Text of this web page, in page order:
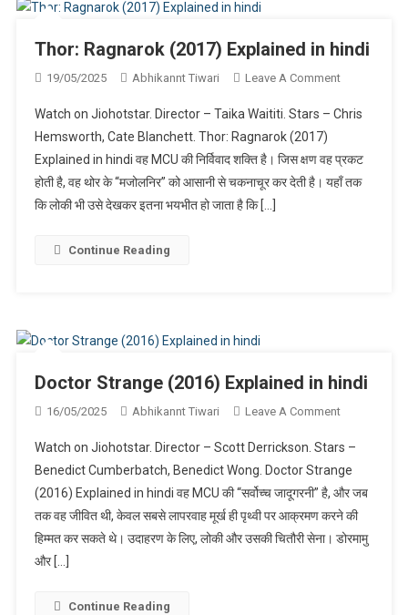
Thor: Ragnarok (2017) Explained in hindi
19/05/2025 Abhikannt Tiwari Leave A CommentOn
Ragnarok
Explained
In
Watch on Jiohotstar. Director – Taika Waititi. Stars – Chris
Hemsworth, Cate Blanchett. Thor: Ragnarok (2017)
Explained in hindi वह MCU की निर्विवाद शक्ति है। जिस क्षण वह प्रकट
होती है, वह थोर के “मजोलनिर” को आसानी से चकनाचूर कर देती है। यहाँ तक
कि लोकी भी उसे देखकर इतना भयभीत हो जाता है कि […]
Continue Reading
Doctor Strange (2016) Explained in hindi
16/05/2025 Abhikannt Tiwari Leave A CommentOn
Strange
(2016)
Explained
In
Hindi
Watch on Jiohotstar. Director – Scott Derrickson. Stars –
Benedict Cumberbatch, Benedict Wong. Doctor Strange
(2016) Explained in hindi वह MCU की “सर्वोच्च जादूगरनी” है, और जब
तक वह जीवित थी, केवल सबसे लापरवाह मूर्ख ही पृथ्वी पर आक्रमण करने की
हिम्मत कर सकते थे। उदाहरण के लिए, लोकी और उसकी चितौरी सेना। डोरमामु
और […]
Continue Reading